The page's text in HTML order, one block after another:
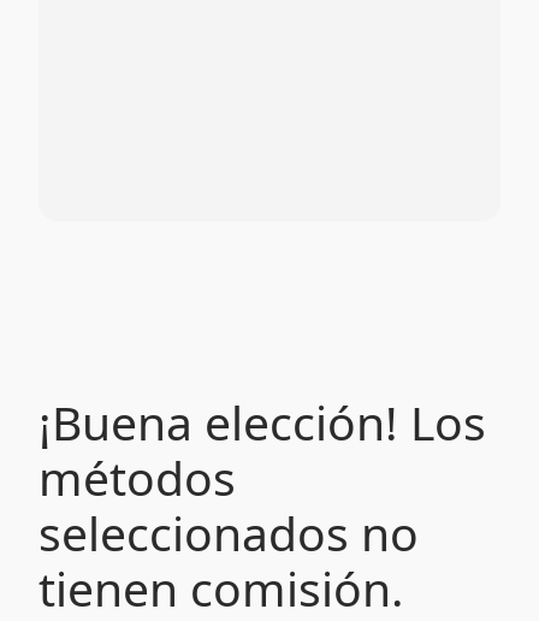
¡Buena elección! Los
métodos
seleccionados no
tienen comisión.